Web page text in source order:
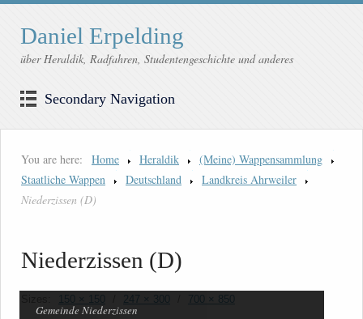
Daniel Erpelding
über Heraldik, Radfahren, Studentengeschichte und anderes
Secondary Navigation
You are here: Home Heraldik
(Meine) Wappensammlung
Staatliche Wappen
Deutschland
Landkreis Ahrweiler
Niederzissen (D)
Niederzissen (D)
150 × 150 247 × 300 700 × 850
Gemeinde Niederzissen